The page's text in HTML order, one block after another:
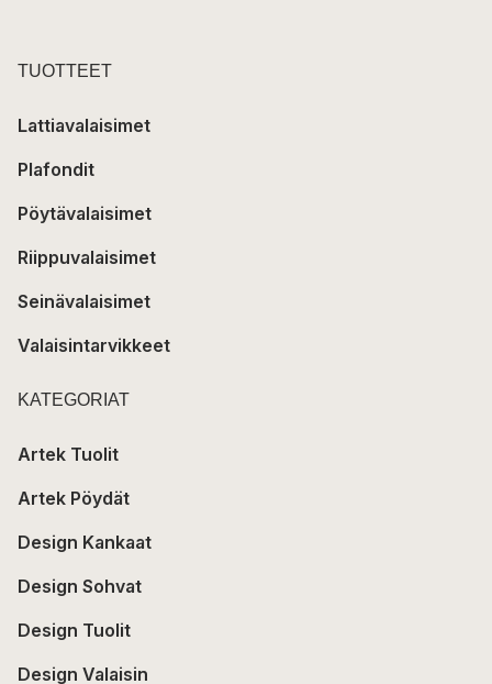
TUOTTEET
Lattiavalaisimet
Plafondit
Pöytävalaisimet
Riippuvalaisimet
Seinävalaisimet
Valaisintarvikkeet
KATEGORIAT
Artek Tuolit
Artek Pöydät
Design Kankaat
Design Sohvat
Design Tuolit
Design Valaisin